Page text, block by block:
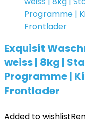
Exquisit
weiss | 8kg |
Programme |
Frontlader
Added to wishlist